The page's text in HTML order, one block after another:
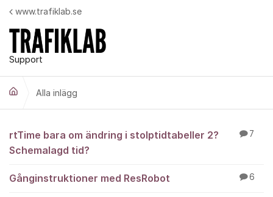
Hoppa till innehåll
Support
www.trafiklab.se
Alla inlägg
Alla inlägg
rtTime bara om ändring i stolptidtabeller 2?
Schemalagd tid?
7
Gånginstruktioner med ResRobot 6